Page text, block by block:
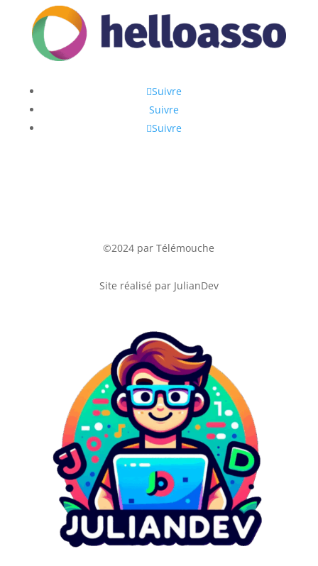
Suivre
Suivre
Suivre
©2024 par Télémouche
Site réalisé par JulianDev